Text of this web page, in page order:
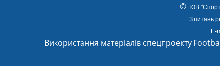
© ТОВ
З питань
E-
Використання матеріалів спецпроекту